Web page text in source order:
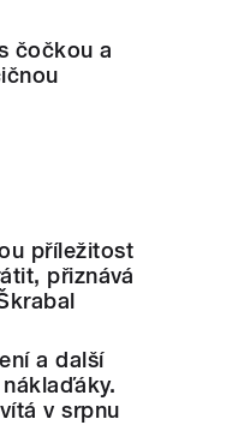
čočkou a
příležitost
přiznává
a další
v srpnu